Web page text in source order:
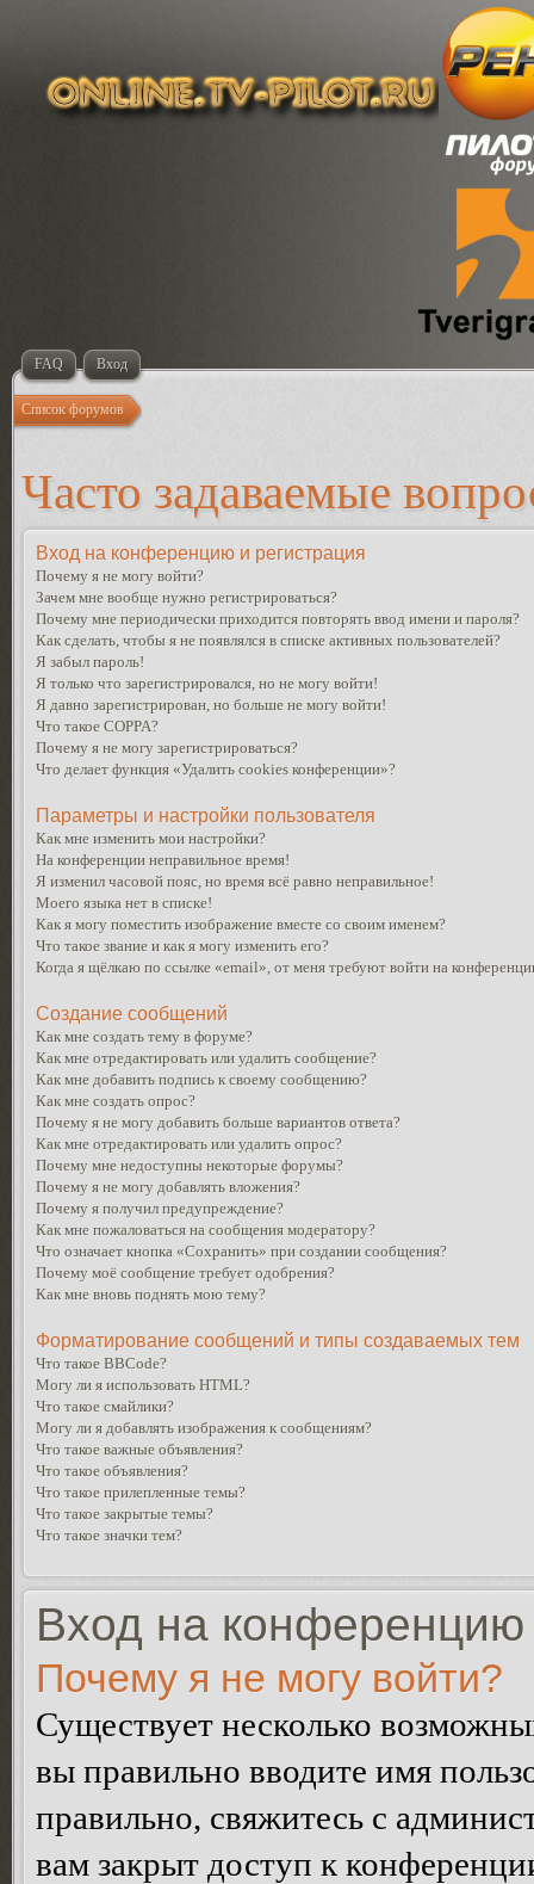
FAQ Вход
Список форумов
Часто задаваемые
Вход на конференцию и регистрация
Почему я не могу войти?
Зачем мне вообще нужно регистрироваться?
Почему мне периодически приходится повторять ввод имени и пароля?
Как сделать, чтобы я не появлялся в списке активных пользователей?
Я забыл пароль!
Я только что зарегистрировался, но не могу войти!
Я давно зарегистрирован, но больше не могу войти!
Что такое COPPA?
Почему я не могу зарегистрироваться?
Что делает функция «Удалить cookies конференции»?
Параметры и настройки пользователя
Как мне изменить мои настройки?
На конференции неправильное время!
Я изменил часовой пояс, но время всё равно неправильное!
Моего языка нет в списке!
Как я могу поместить изображение вместе со своим именем?
Что такое звание и как я могу изменить его?
Когда я щёлкаю по ссылке «email», от меня требуют войти на
Создание сообщений
Как мне создать тему в форуме?
Как мне отредактировать или удалить сообщение?
Как мне добавить подпись к своему сообщению?
Как мне создать опрос?
Почему я не могу добавить больше вариантов ответа?
Как мне отредактировать или удалить опрос?
Почему мне недоступны некоторые форумы?
Почему я не могу добавлять вложения?
Почему я получил предупреждение?
Как мне пожаловаться на сообщения модератору?
Что означает кнопка «Сохранить» при создании сообщения?
Почему моё сообщение требует одобрения?
Как мне вновь поднять мою тему?
Форматирование сообщений и типы создаваемых тем
Что такое BBCode?
Могу ли я использовать HTML?
Что такое смайлики?
Могу ли я добавлять изображения к сообщениям?
Что такое важные объявления?
Что такое объявления?
Что такое прилепленные темы?
Что такое закрытые темы?
Что такое значки тем?
Вход на конференцию
Почему я не могу войти?
Существует несколько
вы правильно вводите имя
правильно, свяжитесь с
вам закрыт доступ к